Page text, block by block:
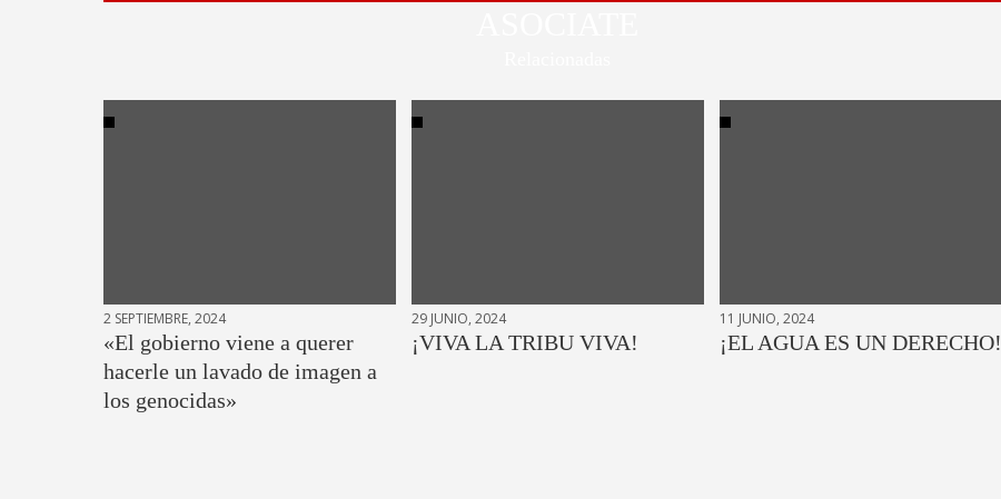
2 SEPTIEMBRE, 2024
«El gobierno viene a querer
hacerle un lavado de imagen a
los genocidas»
29 JUNIO, 2024
¡VIVA LA TRIBU VIVA!
11 JUNIO, 2024
¡EL AGUA ES UN DERECHO!